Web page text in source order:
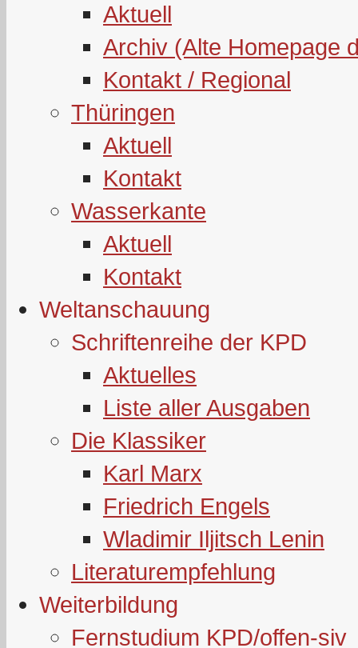
Aktuell
Archiv (Alte Homepage
Kontakt / Regional
Thüringen
Aktuell
Kontakt
Wasserkante
Aktuell
Kontakt
Weltanschauung
Schriftenreihe der KPD
Aktuelles
Liste aller Ausgaben
Die Klassiker
Karl Marx
Friedrich Engels
Wladimir Iljitsch Lenin
Literaturempfehlung
Weiterbildung
Fernstudium KPD/offen-siv